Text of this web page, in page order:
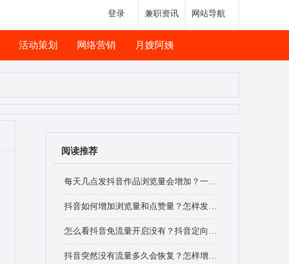
登录 兼职资讯 网站导航
活动策划 网络营销 月嫂阿姨
阅读推荐
每天几点发抖音作品浏览量会增加？一天最多可以发几个作品？
抖音如何增加浏览量和点赞量？怎样发抖音浏览量高？
怎么看抖音免流量开启没有？抖音定向流量如何激活？
抖音突然没有流量多久会恢复？怎样增加抖音浏览量？